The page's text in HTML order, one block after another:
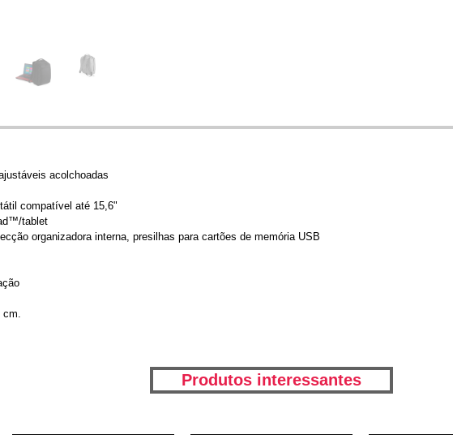
acolchoadas
compatível até 15,6"
tablet
organizadora interna, presilhas para cartões de memória USB
cm.
Produtos interessantes